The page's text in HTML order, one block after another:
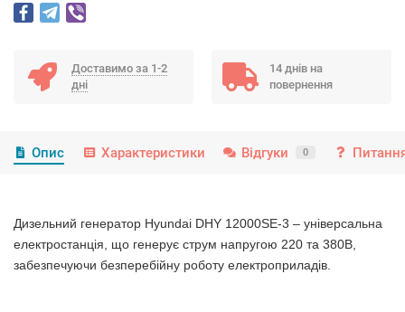
Доставимо за 1-2
дні
14 днів на
повернення
Опис Характеристики Відгуки 0
Дизельний генератор Hyundai DHY 12000SE-3 – універсальна
електростанція, що генерує струм напругою 220 та 380В,
забезпечуючи безперебійну роботу електроприладів.